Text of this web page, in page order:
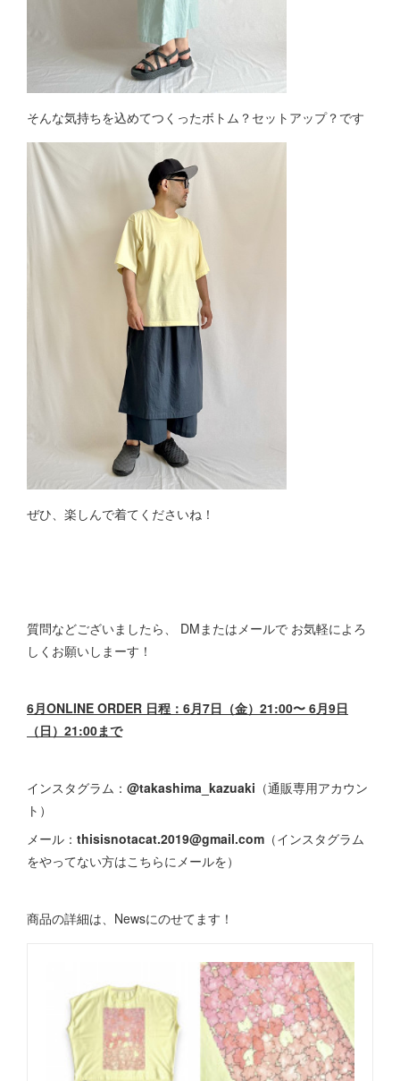
そんな気持ちを込めてつくったボトム？セットアップ？です
ぜひ、楽しんで着てくださいね！
質問などございましたら、 DMまたはメールで お気軽によろ
しくお願いしまーす！
6月ONLINE ORDER 日程：6月7日（金）21:00〜 6月9日
（日）21:00まで
インスタグラム： @takashima_kazuaki （通販専用アカウン
ト）
メール： thisisnotacat.2019@gmail.com （インスタグラム
をやってない方はこちらにメールを）
商品の詳細は、Newsにのせてます！